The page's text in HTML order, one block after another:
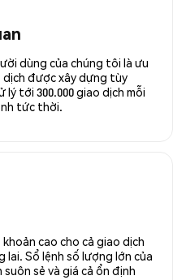
dùng của chúng tôi là ưu
dịch được xây dựng tùy
tới 300.000 giao dịch mỗi
tức thời.
cao cho cả giao dịch
Sổ lệnh số lượng lớn của
sẻ và giá cả ổn định